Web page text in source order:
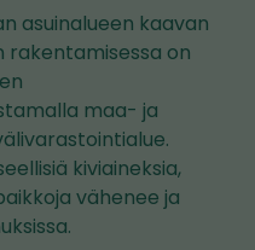
asuinalueen kaavan
rakentamisessa on
maa- ja
kiviaineksia,
vähenee ja